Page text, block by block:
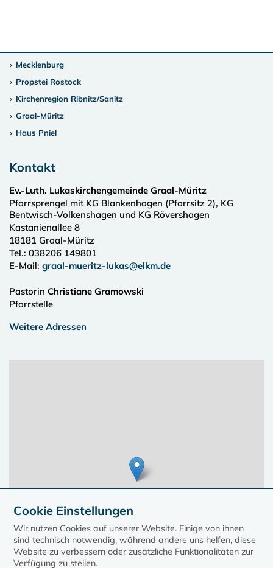
Mecklenburg
Propstei Rostock
Kirchenregion Ribnitz/Sanitz
Graal-Müritz
Haus Pniel
Kontakt
Ev.-Luth. Lukaskirchengemeinde Graal-Müritz
Pfarrsprengel mit KG Blankenhagen (Pfarrsitz 2), KG
Bentwisch-Volkenshagen und KG Rövershagen
Kastanienallee 8
18181 Graal-Müritz
Tel.: 038206 149801
E-Mail: graal-mueritz-lukas@elkm.de
Pastorin Christiane Gramowski
Pfarrstelle
Weitere Adressen
Cookie Einstellungen
Wir nutzen Cookies auf unserer Website. Einige von ihnen
sind technisch notwendig, während andere uns helfen, diese
Website zu verbessern oder zusätzliche Funktionalitäten zur
Verfügung zu stellen.